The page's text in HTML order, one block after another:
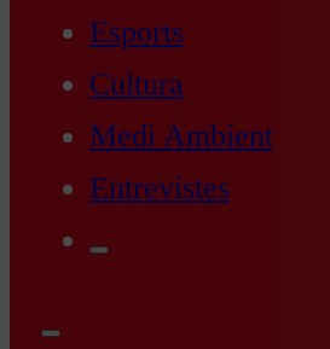
Esports
Cultura
Medi Ambient
Entrevistes